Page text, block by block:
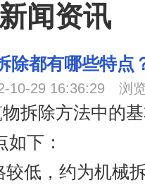
新闻资讯
除都有哪些特点
10-29 16:36:29 浏
拆除方法中的
如下：
较低，约为机械